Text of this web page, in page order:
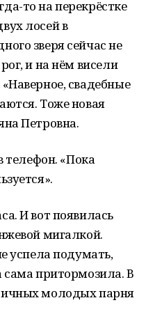
то на перекрёстке
лосей в
зверя сейчас не
и на нём висели
свадебные
Тоже новая
Петровна.
телефон. «Пока
И вот появилась
мигалкой.
успела подумать,
сама притормозила. В
молодых парня